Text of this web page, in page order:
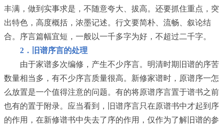
丰满，做到实事求是，不随意夸大、拔高。还要抓住重点，突
出特色，高度概括，浓墨记述。行文要简朴、流畅、叙论结
合。序言篇幅宜短，一般以一千多字为好，不超过二千字。
2．旧谱序言的处理
由于家谱多次编修，产生不少序言。明清时期旧谱的序苦
数量相当多，有不少序言质量很高。新修家谱时，原谱序一怎
么放置是一个值得注意的问题。有的将原谱序言置于谱书之前
也有的置于附录。应当看到，旧谱序言只在原谱书中才起到序
的作用，在新修谱书中失去了序的作用，仅作为了解旧谱的参